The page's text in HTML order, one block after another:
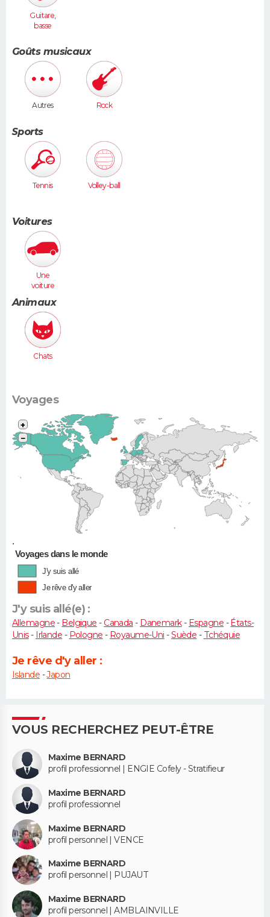
Guitare,
basse
Goûts musicaux
Autres Rock
Sports
Tennis Volley-ball
Voitures
Une
voiture
moyenne
(Megane,
307...)
Animaux
Chats
Voyages
•
+
−
Voyages dans le monde
J'y suis allé
Je rêve d'y aller
J'y suis allé(e) :
Allemagne- Belgique - Canada - Danemark- Espagne -États-
Unis- Irlande - Pologne - Royaume-Uni -Suède - Tchéquie
Je rêve d'y aller :
Islande -Japon
VOUS RECHERCHEZ PEUT-ÊTRE
Maxime BERNARD
profil professionnel | ENGIE Cofely - Stratifieur
Maxime BERNARD
profil professionnel
Maxime BERNARD
profil personnel | VENCE
Maxime BERNARD
profil personnel | PUJAUT
Maxime BERNARD
profil personnel | AMBLAINVILLE